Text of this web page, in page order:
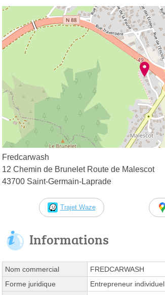
Fredcarwash
12 Chemin de Brunelet Route de Malescot
43700 Saint-Germain-Laprade
Trajet Waze
Informations
Nom commercial
FREDCARWASH
Forme juridique
Entrepreneur individuel